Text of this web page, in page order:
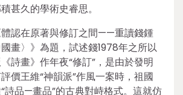
甚久的學術史睿思。
認在原著與修訂之間——重讀錢鍾
畫〉》為題，試述錢1978年之所以
詩畫》作年夜“修訂”，是由於發明
價王維“神韻派”作風一案時，祖國
詩品—畫品”的古典對峙格式。這就仿